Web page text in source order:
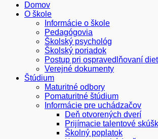
Domov
O škole
Informácie o škole
Pedagógovia
Školský psychológ
Školský poriadok
Postup pri ospravedlňovaní
Verejné dokumenty
Štúdium
Maturitné odbory
Pomaturitné štúdium
Informácie pre uchádzačov
Deň otvorených dverí
Prijímacie talentové
Školný poplatok